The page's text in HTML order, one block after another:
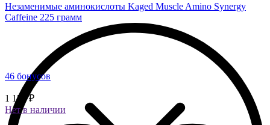
Незаменимые аминокислоты Kaged Muscle Amino Synergy
Caffeine 225 грамм
46 бонусов
1 150 ₽
Нет в наличии